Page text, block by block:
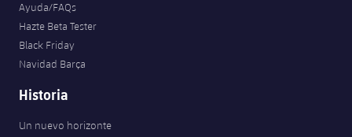
Ayuda/FAQs
Hazte Beta Tester
Black Friday
Navidad Barça
Historia
Un nuevo horizonte